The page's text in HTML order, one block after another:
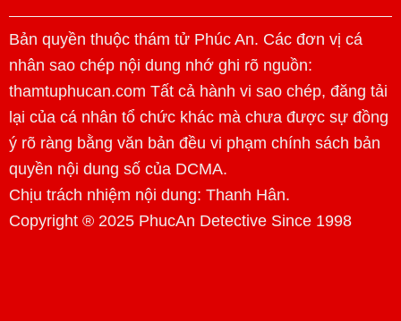
Bản quyền thuộc thám tử Phúc An. Các đơn vị cá
nhân sao chép nội dung nhớ ghi rõ nguồn:
thamtuphucan.com Tất cả hành vi sao chép, đăng tải
lại của cá nhân tổ chức khác mà chưa được sự đồng
ý rõ ràng bằng văn bản đều vi phạm chính sách bản
quyền nội dung số của DCMA.
Chịu trách nhiệm nội dung: Thanh Hân.
Copyright ® 2025 PhucAn Detective Since 1998